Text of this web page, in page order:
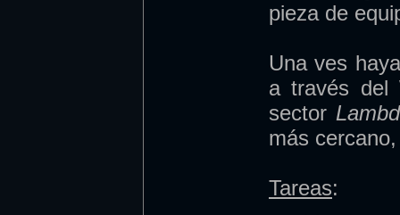
pieza de
Una ves
a través del
sector
más
Tareas: